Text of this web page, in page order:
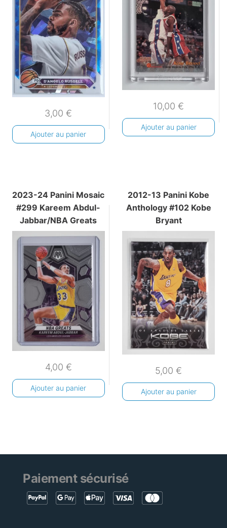
3,00€
Ajouter au panier
10,00€
Ajouter au panier
2023-24 Panini Mosaic
#299 Kareem Abdul-
Jabbar/NBA Greats
4,00 €
Ajouter au panier
2012-13 Panini Kobe
Anthology #102 Kobe
Bryant
5,00€
Ajouter au panier
Paiement sécurisé